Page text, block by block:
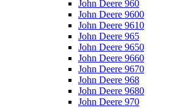
John Deere 960
John Deere 9600
John Deere 9610
John Deere 965
John Deere 9650
John Deere 9660
John Deere 9670
John Deere 968
John Deere 9680
John Deere 970